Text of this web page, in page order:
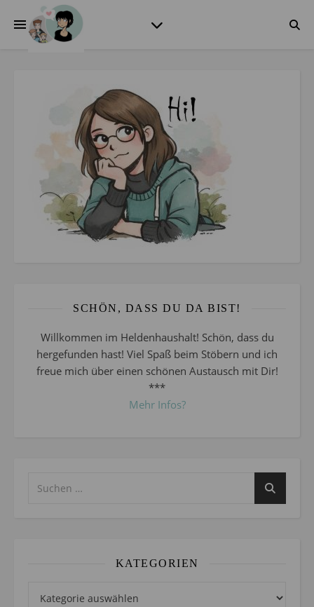
SCHÖN, DASS DU DA BIST!
Willkommen im Heldenhaushalt! Schön, dass du
hergefunden hast! Viel Spaß beim Stöbern und ich
freue mich über einen schönen Austausch mit Dir!
***
Mehr Infos?
KATEGORIEN